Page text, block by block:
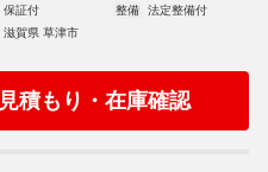
保証付 整備
法定整備付
滋賀県 草津市
見積もり・在庫確認